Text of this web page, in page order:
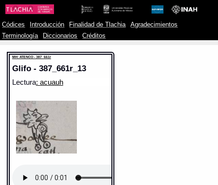
Códices Introducción Finalidad de Tlachia
Agradecimientos
Terminología
Diccionarios Créditos
MH: ATENCO - 387_661r
Glifo - 387_661r_13
Lectura: acuauh